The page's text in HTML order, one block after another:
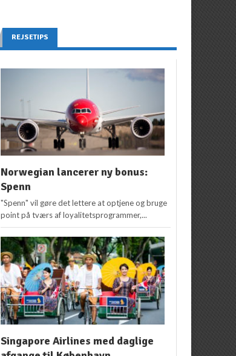
REJSETIPS
Norwegian lancerer ny bonus:
Spenn
"Spenn" vil gøre det lettere at optjene og bruge
point på tværs af loyalitetsprogrammer,...
Singapore Airlines med daglige